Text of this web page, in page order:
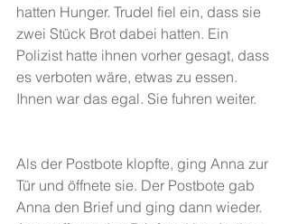
hatten Hunger. Trudel fiel ein, dass sie
zwei Stück Brot dabei hatten. Ein
Polizist hatte ihnen vorher gesagt, dass
es verboten wäre, etwas zu essen.
Ihnen war das egal. Sie fuhren weiter.
Als der Postbote klopfte, ging Anna zur
Tür und öffnete sie. Der Postbote gab
Anna den Brief und ging dann wieder.